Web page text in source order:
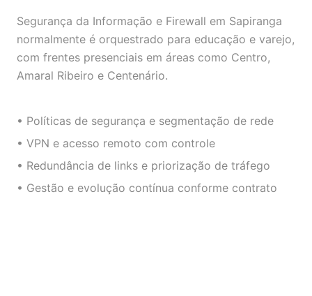
Segurança da Informação e Firewall em Sapiranga
normalmente é orquestrado para educação e varejo,
com frentes presenciais em áreas como Centro,
Amaral Ribeiro e Centenário.
• Políticas de segurança e segmentação de rede
• VPN e acesso remoto com controle
• Redundância de links e priorização de tráfego
• Gestão e evolução contínua conforme contrato